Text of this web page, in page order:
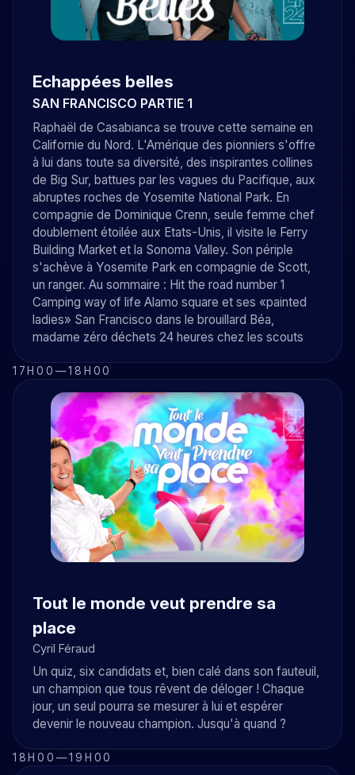
Echappées belles
SAN FRANCISCO PARTIE 1
Raphaël de Casabianca se trouve cette semaine en
Californie du Nord. L'Amérique des pionniers s'offre
à lui dans toute sa diversité, des inspirantes collines
de Big Sur, battues par les vagues du Pacifique, aux
abruptes roches de Yosemite National Park. En
compagnie de Dominique Crenn, seule femme chef
doublement étoilée aux Etats-Unis, il visite le Ferry
Building Market et la Sonoma Valley. Son périple
s'achève à Yosemite Park en compagnie de Scott,
un ranger. Au sommaire : Hit the road number 1
Camping way of life Alamo square et ses «painted
ladies» San Francisco dans le brouillard Béa,
madame zéro déchets 24 heures chez les scouts
17H00 —18H00
Tout le monde veut prendre sa
place
Cyril Féraud
Un quiz, six candidats et, bien calé dans son fauteuil,
un champion que tous rêvent de déloger ! Chaque
jour, un seul pourra se mesurer à lui et espérer
devenir le nouveau champion. Jusqu'à quand ?
18H00 —19H00